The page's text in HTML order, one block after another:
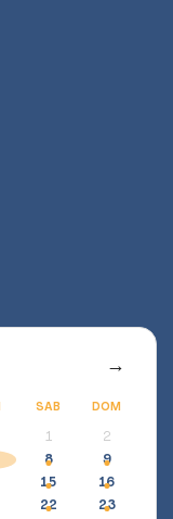
→
SAB DOM
1
2
8
9
15
16
22
23